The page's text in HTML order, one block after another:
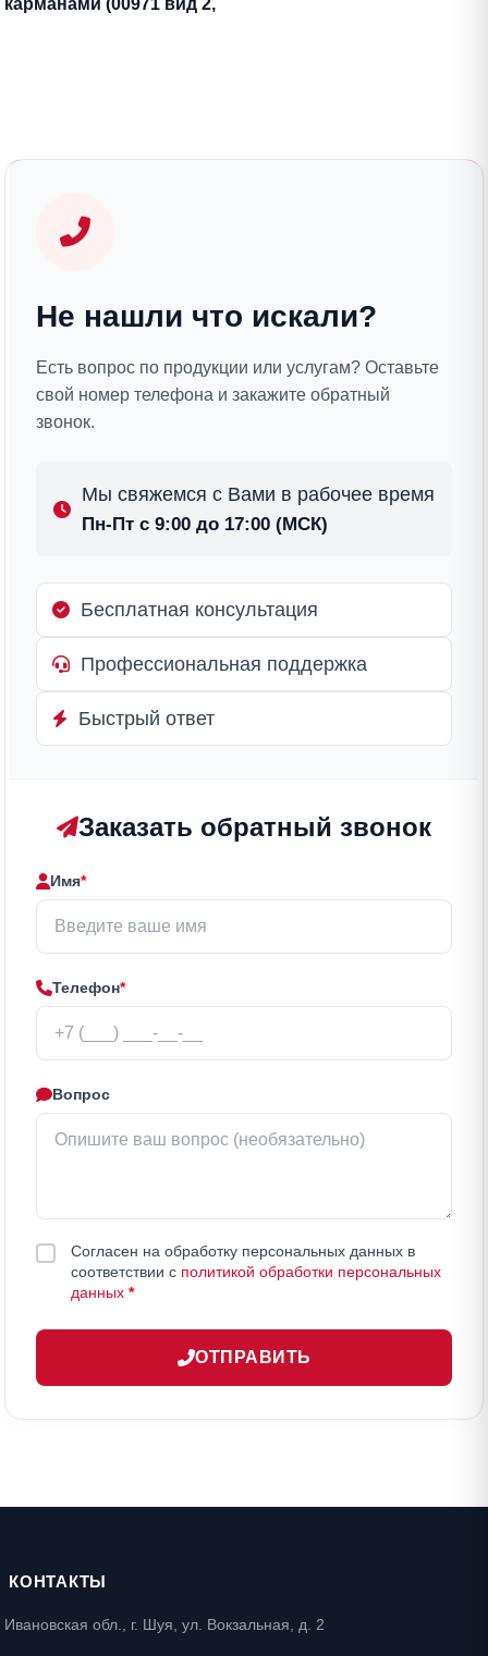
карманами (00971 вид 2,
Не нашли что искали?
Есть вопрос по продукции или услугам? Оставьте
свой номер телефона и закажите обратный
звонок.
Мы свяжемся с Вами в рабочее время
Пн-Пт с 9:00 до 17:00 (МСК)
Бесплатная консультация
Профессиональная поддержка
Быстрый ответ
Заказать обратный звонок
Имя*
Телефон*
Вопрос
Согласен на обработку персональных данных в
соответствии с политикой обработки персональных
данных *
ОТПРАВИТЬ
КОНТАКТЫ
Ивановская обл., г. Шуя, ул. Вокзальная, д. 2